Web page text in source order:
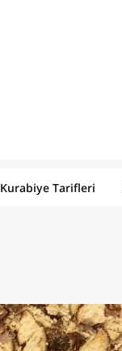
Kurabiye Tarifleri